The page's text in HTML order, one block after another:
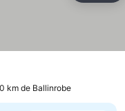
km de Ballinrobe